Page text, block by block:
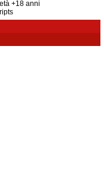
620014, città di
+18 anni